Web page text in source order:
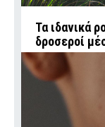
Τα ιδανικά
δροσεροί